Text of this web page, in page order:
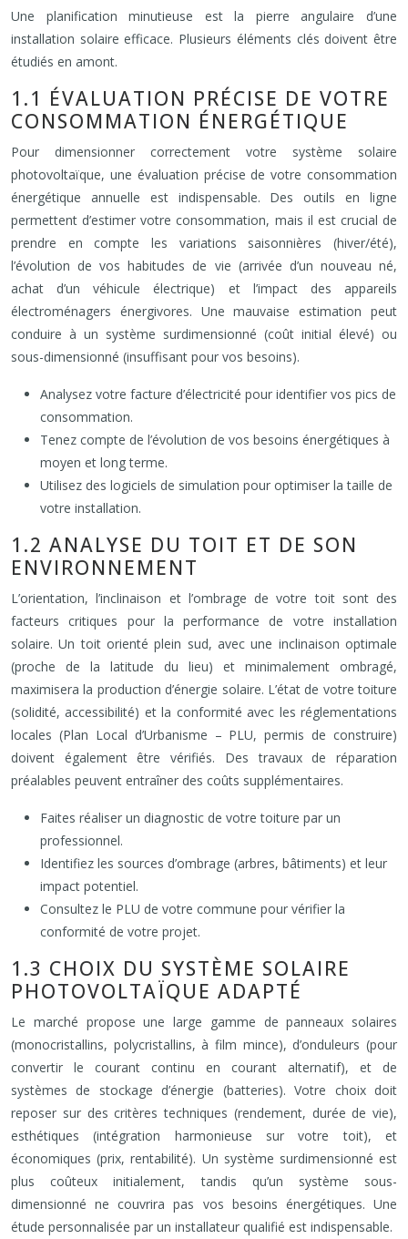
Une planification minutieuse est la pierre angulaire d’une
installation solaire efficace. Plusieurs éléments clés doivent être
étudiés en amont.
1.1 ÉVALUATION PRÉCISE DE VOTRE
CONSOMMATION ÉNERGÉTIQUE
Pour dimensionner correctement votre système solaire
photovoltaïque, une évaluation précise de votre consommation
énergétique annuelle est indispensable. Des outils en ligne
permettent d’estimer votre consommation, mais il est crucial de
prendre en compte les variations saisonnières (hiver/été),
l’évolution de vos habitudes de vie (arrivée d’un nouveau né,
achat d’un véhicule électrique) et l’impact des appareils
électroménagers énergivores. Une mauvaise estimation peut
conduire à un système surdimensionné (coût initial élevé) ou
sous-dimensionné (insuffisant pour vos besoins).
Analysez votre facture d’électricité pour identifier vos pics de
consommation.
Tenez compte de l’évolution de vos besoins énergétiques à
moyen et long terme.
Utilisez des logiciels de simulation pour optimiser la taille de
votre installation.
1.2 ANALYSE DU TOIT ET DE SON
ENVIRONNEMENT
L’orientation, l’inclinaison et l’ombrage de votre toit sont des
facteurs critiques pour la performance de votre installation
solaire. Un toit orienté plein sud, avec une inclinaison optimale
(proche de la latitude du lieu) et minimalement ombragé,
maximisera la production d’énergie solaire. L’état de votre toiture
(solidité, accessibilité) et la conformité avec les réglementations
locales (Plan Local d’Urbanisme – PLU, permis de construire)
doivent également être vérifiés. Des travaux de réparation
préalables peuvent entraîner des coûts supplémentaires.
Faites réaliser un diagnostic de votre toiture par un
professionnel.
Identifiez les sources d’ombrage (arbres, bâtiments) et leur
impact potentiel.
Consultez le PLU de votre commune pour vérifier la
conformité de votre projet.
1.3 CHOIX DU SYSTÈME SOLAIRE
PHOTOVOLTAÏQUE ADAPTÉ
Le marché propose une large gamme de panneaux solaires
(monocristallins, polycristallins, à film mince), d’onduleurs (pour
convertir le courant continu en courant alternatif), et de
systèmes de stockage d’énergie (batteries). Votre choix doit
reposer sur des critères techniques (rendement, durée de vie),
esthétiques (intégration harmonieuse sur votre toit), et
économiques (prix, rentabilité). Un système surdimensionné est
plus coûteux initialement, tandis qu’un système sous-
dimensionné ne couvrira pas vos besoins énergétiques. Une
étude personnalisée par un installateur qualifié est indispensable.